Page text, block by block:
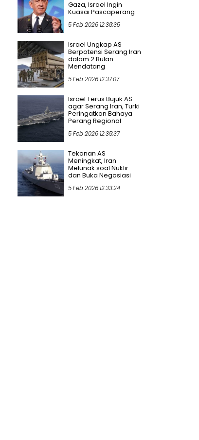
Gaza, Israel Ingin
Kuasai Pascaperang
5 Feb 2026 12:38:35
Israel Ungkap AS
Berpotensi Serang Iran
dalam 2 Bulan
Mendatang
5 Feb 2026 12:37:07
Israel Terus Bujuk AS
agar Serang Iran, Turki
Peringatkan Bahaya
Perang Regional
5 Feb 2026 12:35:37
Tekanan AS
Meningkat, Iran
Melunak soal Nuklir
dan Buka Negosiasi
5 Feb 2026 12:33:24